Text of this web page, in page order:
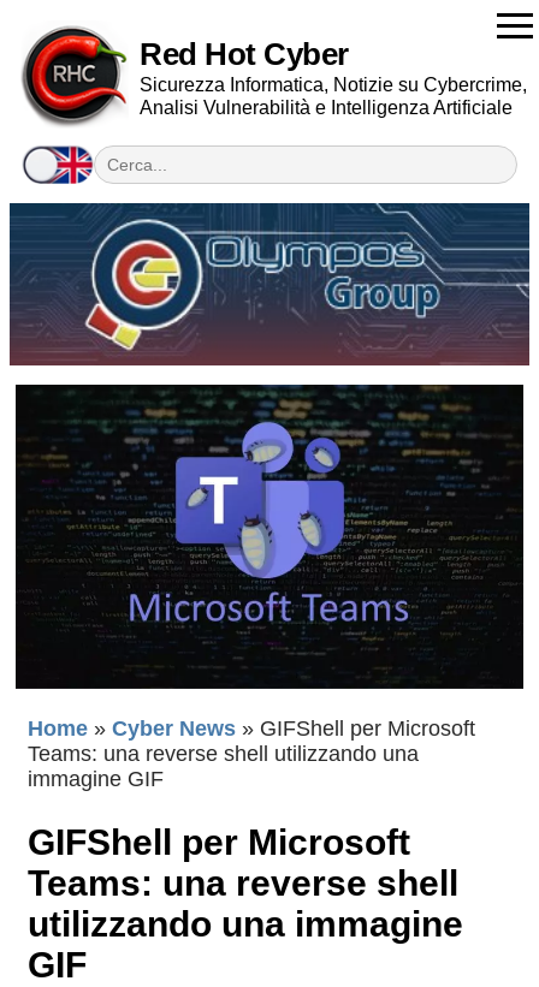
Red Hot Cyber
Sicurezza Informatica, Notizie su Cybercrime,
Analisi Vulnerabilità e Intelligenza Artificiale
Home » Cyber News » GIFShell per Microsoft
Teams: una reverse shell utilizzando una
immagine GIF
GIFShell per Microsoft
Teams: una reverse shell
utilizzando una immagine
GIF